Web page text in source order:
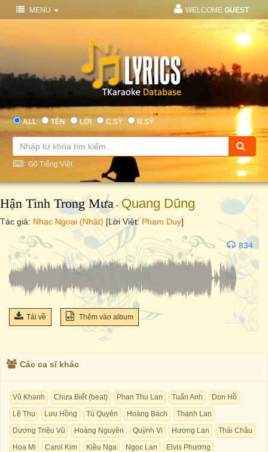
MENU WELCOME GUEST
ALL TÊN LỜI C.SỸ N.SỸ
Gõ Tiếng Việt
Hận Tình Trong Mưa-Quang Dũng
Tác giả: Nhạc Ngoại (Nhật) [Lời Việt:Phạm Duy]
834
Tải về Thêm vào album
Các ca sĩ khác
Vũ Khanh Chưa Biết (beat) Phan Thu Lan Tuấn Anh
Don Hồ
Lệ Thu
Lưu Hồng Tú Quyên Hoàng Bách
Thanh Lan
Dương Triệu Vũ
Hoàng Nguyên Quỳnh Vi Hương Lan
Thái Châu
Họa Mi
Carol Kim Kiều Nga Ngọc Lan
Elvis Phương